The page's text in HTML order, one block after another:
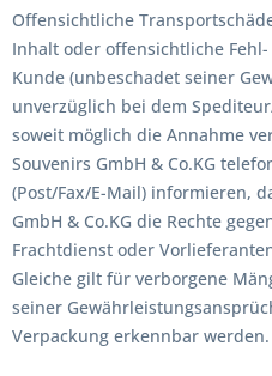
Offensichtliche
Inhalt oder offensichtliche
Kunde (unbeschadet seiner
unverzüglich bei dem
soweit möglich die Annahme
Souvenirs GmbH & Co.KG
(Post/Fax/E-Mail) informieren,
GmbH & Co.KG die Rechte
Frachtdienst oder
Gleiche gilt für verborgene
seiner
Verpackung erkennbar werden.